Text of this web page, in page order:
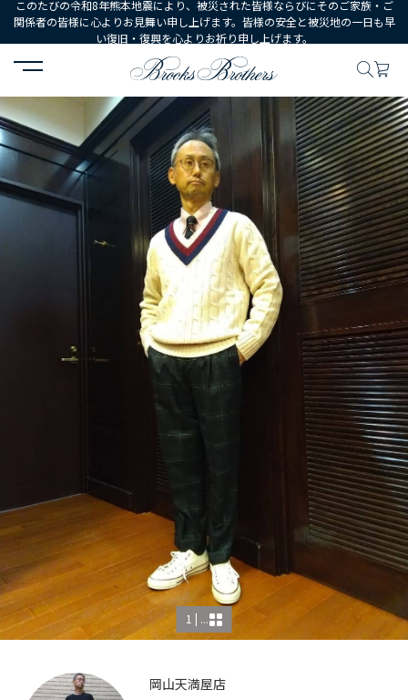
このたびの令和8年熊本地震により、被災された皆様ならびにそのご家族・ご
関係者の皆様に心よりお見舞い申し上げます。皆様の安全と被災地の一日も早
い復旧・復興を心よりお祈り申し上げます。
HOME コーディネート コーディネート詳細
1 | ...
岡山天満屋店